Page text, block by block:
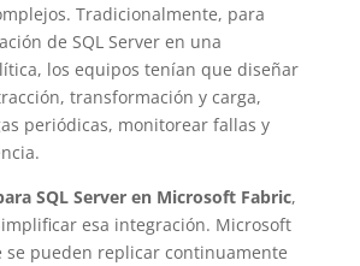
Tradicionalmente, para
de SQL Server en una
los equipos tenían que diseñar
transformación y carga,
periódicas, monitorear fallas y
SQL Server en Microsoft Fabric,
esa integración. Microsoft
se pueden replicar continuamente